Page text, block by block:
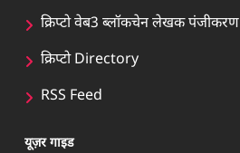
क्रिप्टो वेब3 ब्लॉकचेन लेखक पंजीकरण
क्रिप्टो Directory
RSS Feed
यूज़र गाइड